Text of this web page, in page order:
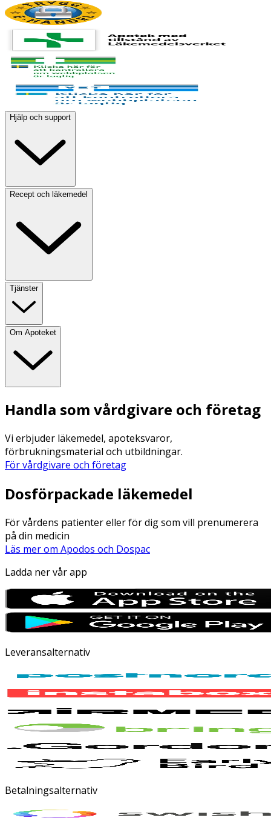
Hjälp och support
Recept och läkemedel
Tjänster
Om Apoteket
Handla som vårdgivare och företag
Vi erbjuder läkemedel, apoteksvaror,
förbrukningsmaterial och utbildningar.
För vårdgivare och företag
Dosförpackade läkemedel
För vårdens patienter eller för dig som vill prenumerera
på din medicin
Läs mer om Apodos och Dospac
Ladda ner vår app
Leveransalternativ
Betalningsalternativ